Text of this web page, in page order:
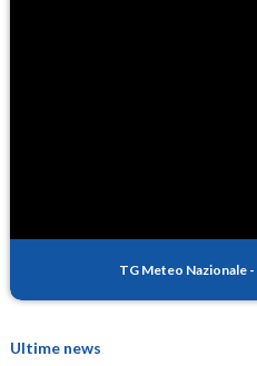
TG Meteo Nazionale -
Ultime news